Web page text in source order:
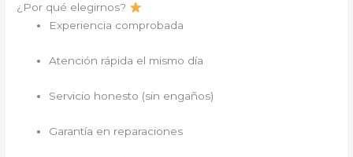
¿Por qué elegirnos?
Experiencia comprobada
Atención rápida el mismo día
Servicio honesto (sin engaños)
Garantía en reparaciones